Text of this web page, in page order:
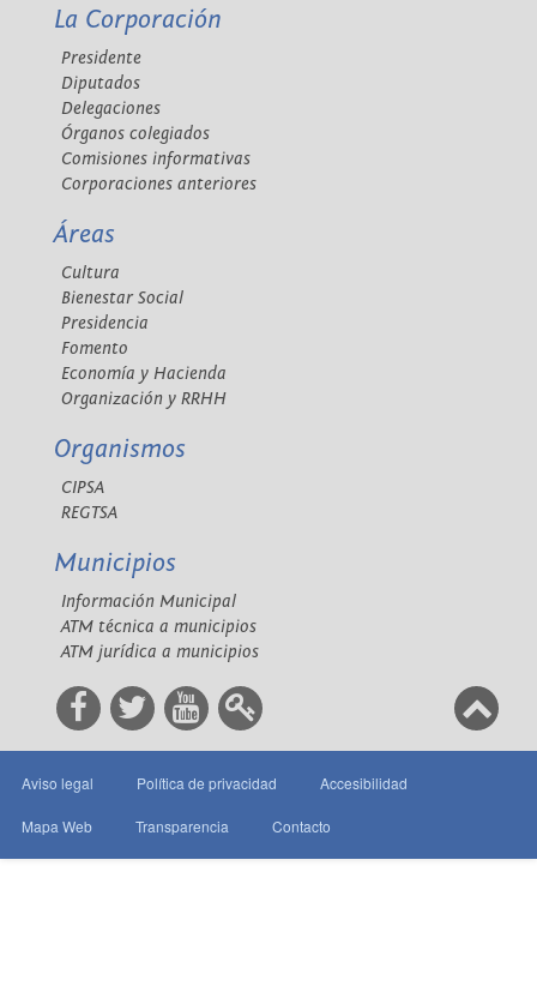
La Corporación
Presidente
Diputados
Delegaciones
Órganos colegiados
Comisiones informativas
Corporaciones anteriores
Áreas
Cultura
Bienestar Social
Presidencia
Fomento
Economía y Hacienda
Organización y RRHH
Organismos
CIPSA
REGTSA
Municipios
Información Municipal
ATM técnica a municipios
ATM jurídica a municipios
Aviso legal Política de privacidad Accesibilidad
Mapa Web Transparencia Contacto